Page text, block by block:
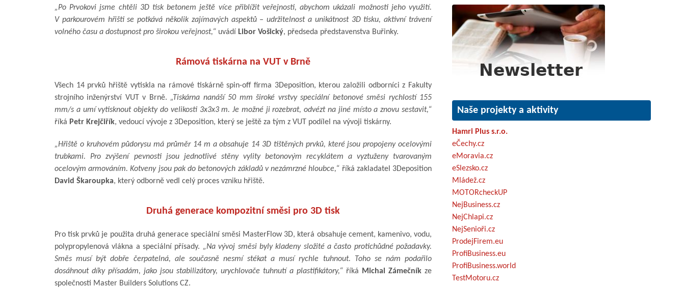
„Po Prvokovi jsme chtěli 3D tisk betonem ještě více přiblížit veřejnosti, abychom ukázali možnosti jeho využití.
V parkourovém hřišti se potkává několik zajímavých aspektů – udržitelnost a unikátnost 3D tisku, aktivní trávení
volného času a dostupnost pro širokou veřejnost,“ uvádí Libor Vošický, předseda představenstva Buřinky.
Rámová tiskárna na VUT v Brně
Všech 14 prvků hřiště vytiskla na rámové tiskárně spin-off firma 3Deposition, kterou založili odborníci z Fakulty
strojního inženýrství VUT v Brně. „Tiskárna nanáší 50 mm široké vrstvy speciální betonové směsi rychlostí 155
mm/s a umí vytisknout objekty do velikosti 3x3x3 m. Je možné ji rozebrat, odvézt na jiné místo a znovu sestavit,“
říká Petr Krejčiřík, vedoucí vývoje z 3Deposition, který se ještě za tým z VUT podílel na vývoji tiskárny.
„Hřiště o kruhovém půdorysu má průměr 14 m a obsahuje 14 3D tištěných prvků, které jsou propojeny ocelovými
trubkami. Pro zvýšení pevnosti jsou jednotlivé stěny vylity betonovým recyklátem a vyztuženy tvarovaným
ocelovým armováním. Kotveny jsou pak do betonových základů v nezámrzné hloubce,“ říká zakladatel 3Deposition
David Škaroupka, který odborně vedl celý proces vzniku hřiště.
Druhá generace kompozitní směsi pro 3D tisk
Pro tisk prvků je použita druhá generace speciální směsi MasterFlow 3D, která obsahuje cement, kamenivo, vodu,
polypropylenová vlákna a speciální přísady. „Na vývoj směsi byly kladeny složité a často protichůdné požadavky.
Směs musí být dobře čerpatelná, ale současně nesmí stékat a musí rychle tuhnout. Toho se nám podařilo
dosáhnout díky přísadám, jako jsou stabilizátory, urychlovače tuhnutí a plastifikátory,“ říká Michal Zámečník ze
společnosti Master Builders Solutions CZ.
Naše projekty a aktivity
Hamri Plus s.r.o.
eČechy.cz
eMoravia.cz
eSlezsko.cz
Mládež.cz
MOTORcheckUP
NejBusiness.cz
NejChlapi.cz
NejSenioři.cz
ProdejFirem.eu
ProfiBusiness.eu
ProfiBusiness.world
TestMotoru.cz